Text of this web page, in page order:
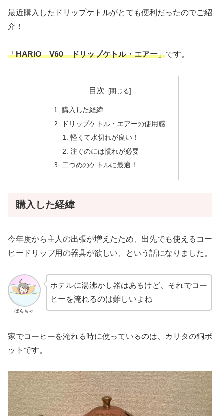
最近購入したドリップケトルがとても便利だったのでご紹
介！
「HARIO V60 ドリップケトル・エアー」です。
目次
購入した経緯
ドリップケトル・エアーの使用感
軽くて水切れが良い！
注ぐのには慣れが必要
二つめのケトルに最適！
購入した経緯
今年度から主人の出張が増えたため、出先でも使えるコー
ヒードリップ用の器具が欲しい、という話になりました。
ばらちゃ
ホテルに湯沸かし器はあるけど、それでコー
ヒーを淹れるのは難しいよね
家でコーヒーを淹れる時に使っているのは、カリタの銅ポ
ットです。